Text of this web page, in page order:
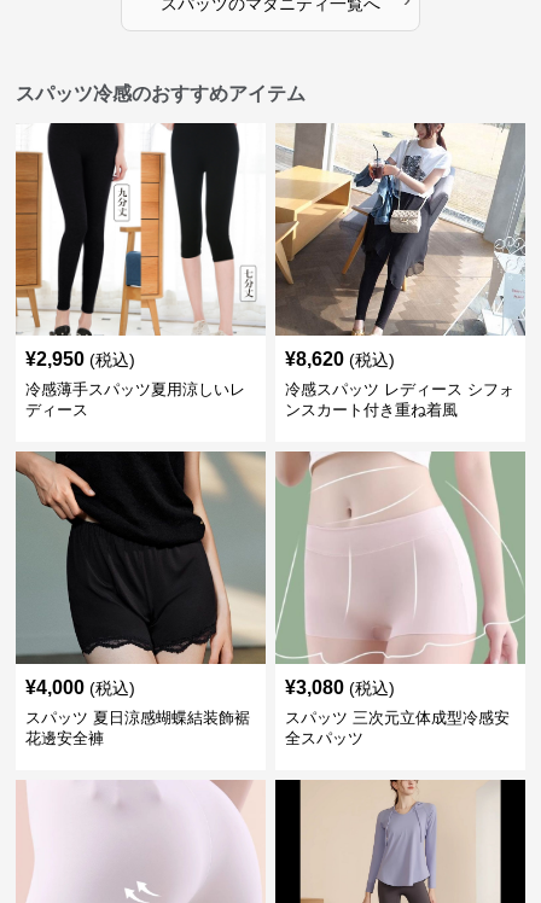
スパッツ冷感のおすすめアイテム
¥2,950 (税込)
冷感薄手スパッツ夏用涼しいレ
ディース
¥8,620 (税込)
冷感スパッツ レディース シフォ
ンスカート付き重ね着風
¥4,000 (税込)
スパッツ 夏日涼感蝴蝶結装飾裾
花邊安全褲
¥3,080 (税込)
スパッツ 三次元立体成型冷感安
全スパッツ